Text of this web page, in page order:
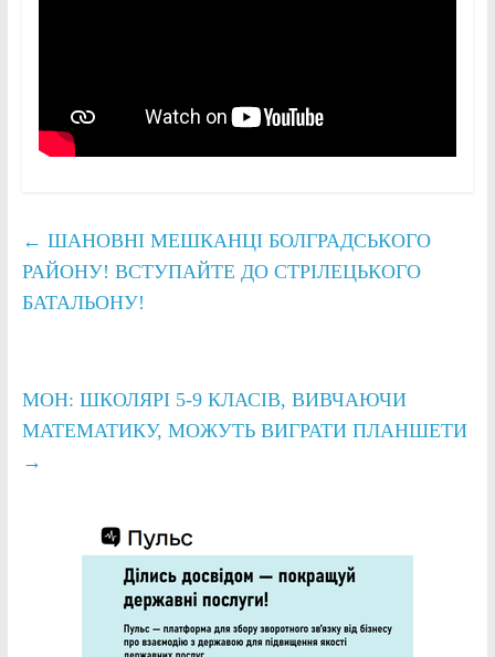
← ШАНОВНІ МЕШКАНЦІ БОЛГРАДСЬКОГО
РАЙОНУ! ВСТУПАЙТЕ ДО СТРІЛЕЦЬКОГО
БАТАЛЬОНУ!
МОН: ШКОЛЯРІ 5-9 КЛАСІВ, ВИВЧАЮЧИ
МАТЕМАТИКУ, МОЖУТЬ ВИГРАТИ ПЛАНШЕТИ
→